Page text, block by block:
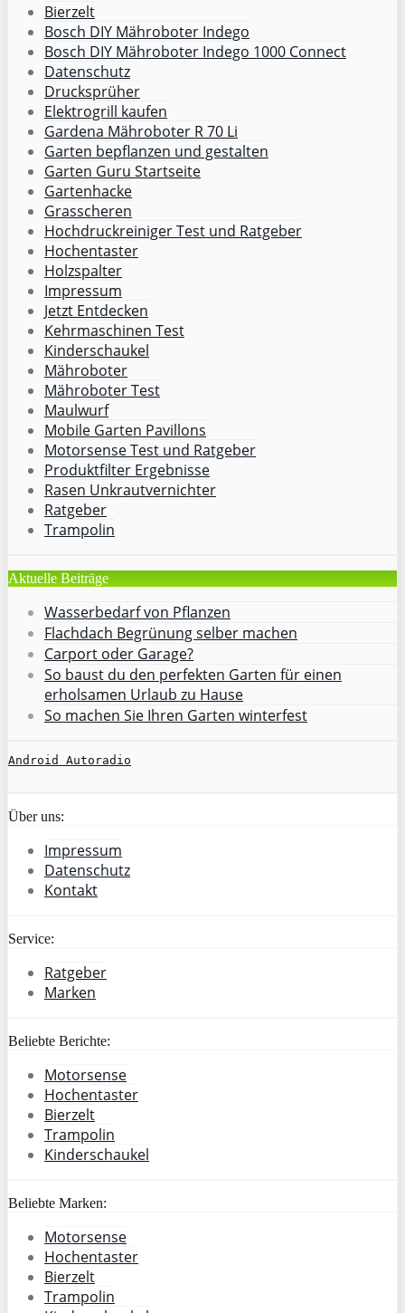
Bierzelt
Bosch DIY Mähroboter Indego
Bosch DIY Mähroboter Indego 1000 Connect
Datenschutz
Drucksprüher
Elektrogrill kaufen
Gardena Mähroboter R 70 Li
Garten bepflanzen und gestalten
Garten Guru Startseite
Gartenhacke
Grasscheren
Hochdruckreiniger Test und Ratgeber
Hochentaster
Holzspalter
Impressum
Jetzt Entdecken
Kehrmaschinen Test
Kinderschaukel
Mähroboter
Mähroboter Test
Maulwurf
Mobile Garten Pavillons
Motorsense Test und Ratgeber
Produktfilter Ergebnisse
Rasen Unkrautvernichter
Ratgeber
Trampolin
Aktuelle Beiträge
Wasserbedarf von Pflanzen
Flachdach Begrünung selber machen
Carport oder Garage?
So baust du den perfekten Garten für einen
erholsamen Urlaub zu Hause
So machen Sie Ihren Garten winterfest
Android Autoradio
Über uns:
Impressum
Datenschutz
Kontakt
Service:
Ratgeber
Marken
Beliebte Berichte:
Motorsense
Hochentaster
Bierzelt
Trampolin
Kinderschaukel
Beliebte Marken:
Motorsense
Hochentaster
Bierzelt
Trampolin